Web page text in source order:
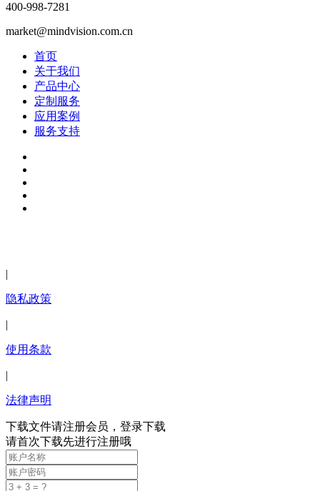
400-998-7281
market@mindvision.com.cn
首页
关于我们
产品中心
定制服务
应用案例
服务支持
|
隐私政策
|
使用条款
|
法律声明
下载文件请注册会员，登录下载
请首次下载先进行注册哦